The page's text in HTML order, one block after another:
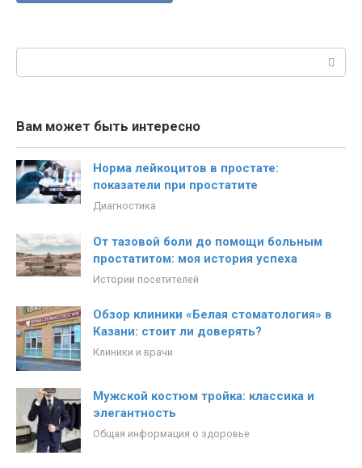
Вам может быть интересно
Норма лейкоцитов в простате:
показатели при простатите
Диагностика
От тазовой боли до помощи больным
простатитом: моя история успеха
Истории посетителей
Обзор клиники «Белая стоматология» в
Казани: стоит ли доверять?
Клиники и врачи
Мужской костюм тройка: классика и
элегантность
Общая информация о здоровье